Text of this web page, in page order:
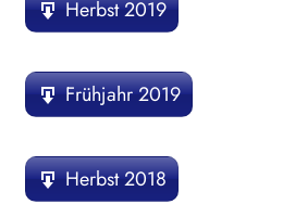
Herbst 2019
Frühjahr 2019
Herbst 2018